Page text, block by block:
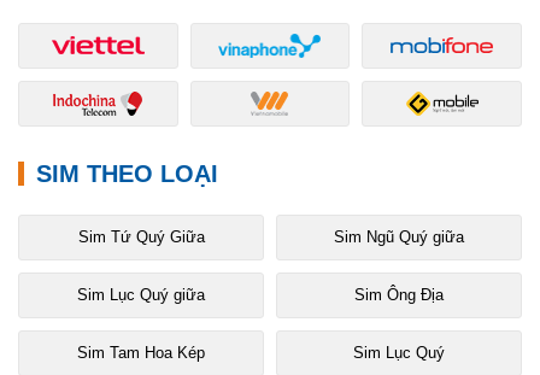
SIM THEO LOẠI
Sim Tứ Quý Giữa Sim Ngũ Quý giữa
Sim Lục Quý giữa Sim Ông Địa
Sim Tam Hoa Kép Sim Lục Quý